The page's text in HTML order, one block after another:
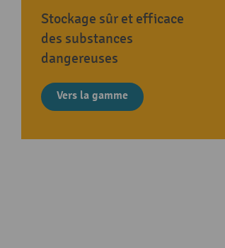
Stockage sûr et efficace
des substances
dangereuses
Vers la gamme